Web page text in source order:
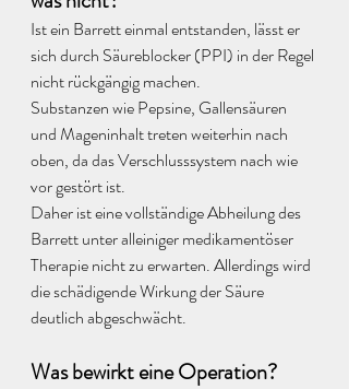
Ist ein Barrett einmal entstanden, lässt er
sich durch Säureblocker (PPI) in der Regel
nicht rückgängig machen.
Substanzen wie Pepsine, Gallensäuren
und Mageninhalt treten weiterhin nach
oben, da das Verschlusssystem nach wie
vor gestört ist.
Daher ist eine vollständige Abheilung des
Barrett unter alleiniger medikamentöser
Therapie nicht zu erwarten. Allerdings wird
die schädigende Wirkung der Säure
deutlich abgeschwächt.
Was bewirkt eine Operation?